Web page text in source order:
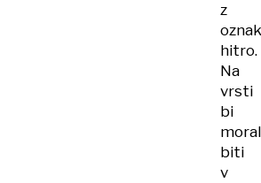
z
hitro.
Na
vrsti
bi
moral
biti
v